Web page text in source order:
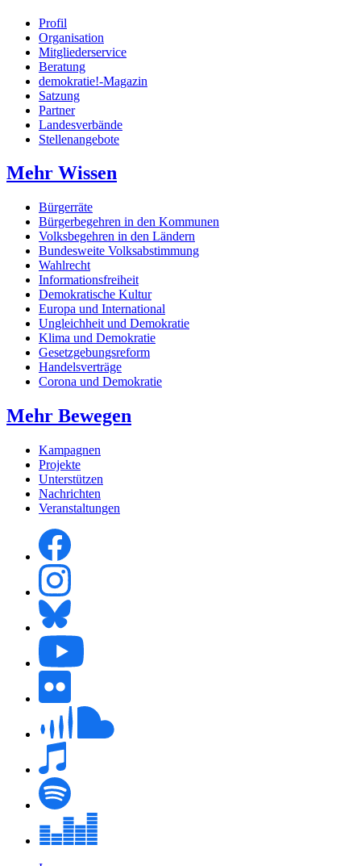
Profil
Organisation
Mitgliederservice
Beratung
demokratie!-Magazin
Satzung
Partner
Landesverbände
Stellenangebote
Mehr Wissen
Bürgerräte
Bürgerbegehren in den Kommunen
Volksbegehren in den Ländern
Bundesweite Volksabstimmung
Wahlrecht
Informationsfreiheit
Demokratische Kultur
Europa und International
Ungleichheit und Demokratie
Klima und Demokratie
Gesetzgebungsreform
Handelsverträge
Corona und Demokratie
Mehr Bewegen
Kampagnen
Projekte
Unterstützen
Nachrichten
Veranstaltungen